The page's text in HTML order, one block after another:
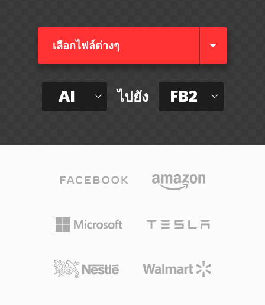
เลือกไฟล์ต่างๆ​
AI ไปยัง FB2